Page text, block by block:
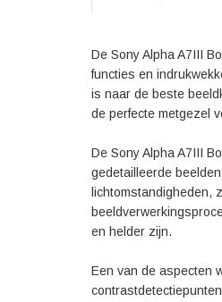
De Sony Alpha A7III
functies en
is naar de beste
de perfecte metgezel
De Sony Alpha A7III
gedetailleerde
lichtomstandigheden,
en helder zijn.
Een van de aspecten